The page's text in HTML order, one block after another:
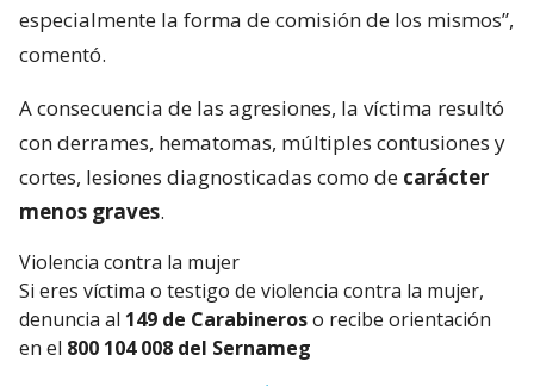
especialmente la forma de comisión de los mismos”,
comentó.
A consecuencia de las agresiones, la víctima resultó
con derrames, hematomas, múltiples contusiones y
cortes, lesiones diagnosticadas como de carácter
menos graves.
Violencia contra la mujer
Si eres víctima o testigo de violencia contra la mujer,
denuncia al 149 de Carabineroso recibe orientación
en el 800 104 008 del Sernameg